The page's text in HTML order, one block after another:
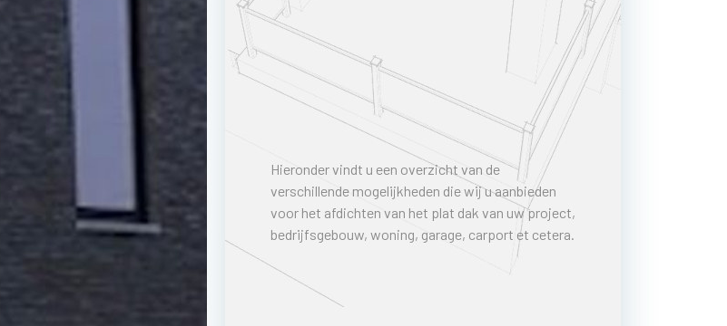
Hieronder vindt u een overzicht van de
verschillende mogelijkheden die wij u aanbieden
voor het afdichten van het plat dak van uw project,
bedrijfsgebouw, woning, garage, carport et cetera.